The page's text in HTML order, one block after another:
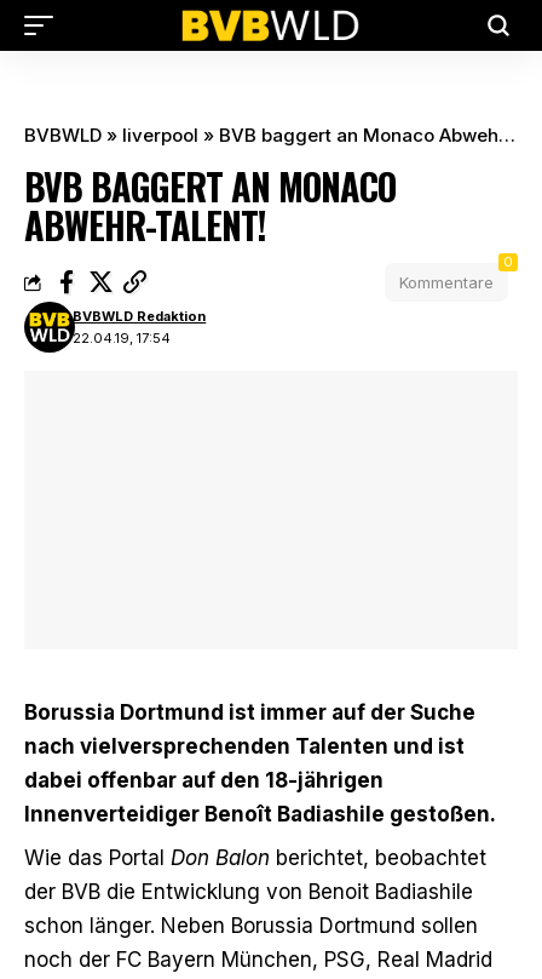
BVBWLD » liverpool » BVB baggert an Monaco Abwehr-Talent!
BVB BAGGERT AN MONACO
ABWEHR-TALENT!
22.04.19, 17:54
BVBWLD Redaktion
Kommentare
0
Borussia Dortmund ist immer auf der Suche
nach vielversprechenden Talenten und ist
dabei offenbar auf den 18-jährigen
Innenverteidiger Benoît Badiashile gestoßen.
Wie das Portal Don Balon berichtet, beobachtet
der BVB die Entwicklung von Benoit Badiashile
schon länger. Neben Borussia Dortmund sollen
noch der FC Bayern München, PSG, Real Madrid